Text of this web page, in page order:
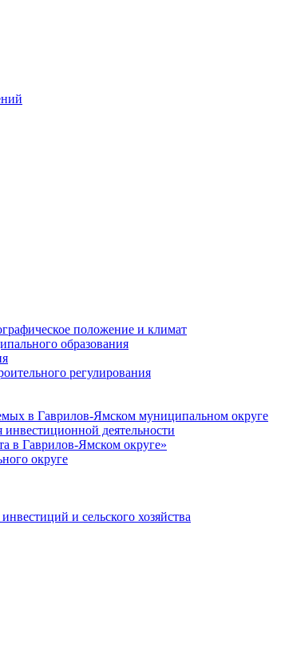
положение и климат
образования
регулирования
в Гаврилов-Ямском муниципальном округе
деятельности
в Гаврилов-Ямском округе»
округе
и сельского хозяйства